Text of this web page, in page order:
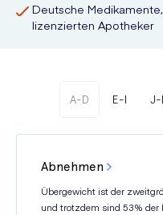
Deutsche
lizenzierten Apotheker
A-D E-I J-
Abnehmen
Übergewicht ist der
und trotzdem sind 53% der